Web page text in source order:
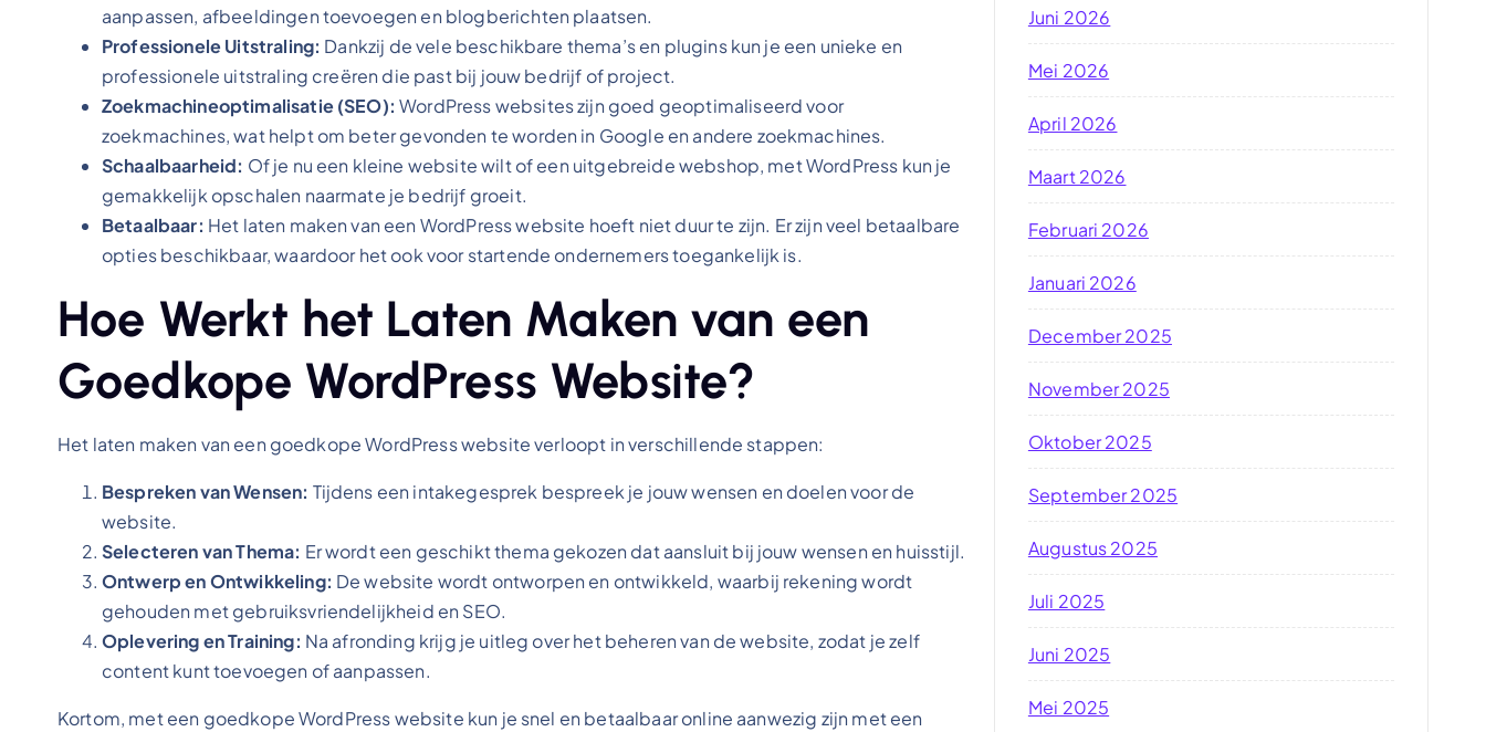
aanpassen, afbeeldingen toevoegen en blogberichten plaatsen.
Professionele Uitstraling: Dankzij de vele beschikbare thema’s en plugins kun je een unieke en
professionele uitstraling creëren die past bij jouw bedrijf of project.
Zoekmachineoptimalisatie (SEO): WordPress websites zijn goed geoptimaliseerd voor
zoekmachines, wat helpt om beter gevonden te worden in Google en andere zoekmachines.
Schaalbaarheid: Of je nu een kleine website wilt of een uitgebreide webshop, met WordPress kun je
gemakkelijk opschalen naarmate je bedrijf groeit.
Betaalbaar: Het laten maken van een WordPress website hoeft niet duur te zijn. Er zijn veel betaalbare
opties beschikbaar, waardoor het ook voor startende ondernemers toegankelijk is.
Hoe Werkt het Laten Maken van een
Goedkope WordPress Website?
Het laten maken van een goedkope WordPress website verloopt in verschillende stappen:
Bespreken van Wensen: Tijdens een intakegesprek bespreek je jouw wensen en doelen voor de
website.
Selecteren van Thema: Er wordt een geschikt thema gekozen dat aansluit bij jouw wensen en huisstijl.
Ontwerp en Ontwikkeling: De website wordt ontworpen en ontwikkeld, waarbij rekening wordt
gehouden met gebruiksvriendelijkheid en SEO.
Oplevering en Training: Na afronding krijg je uitleg over het beheren van de website, zodat je zelf
content kunt toevoegen of aanpassen.
Kortom, met een goedkope WordPress website kun je snel en betaalbaar online aanwezig zijn met een
Juni 2026
Mei 2026
April 2026
Maart 2026
Februari 2026
Januari 2026
December 2025
November 2025
Oktober 2025
September 2025
Augustus 2025
Juli 2025
Juni 2025
Mei 2025